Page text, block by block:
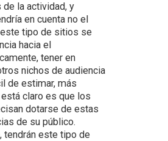
la actividad, y
en cuenta no el
este tipo de sitios se
hacia el
tener en
nichos de audiencia
de estimar, más
claro es que los
dotarse de estas
de su público.
tendrán este tipo de